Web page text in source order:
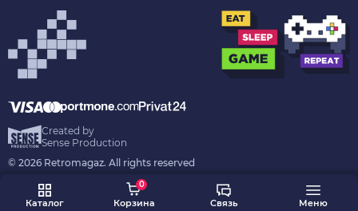
Created by
Sense Production
© 2026 Retromagaz. All rights reserved
Каталог
0
Корзина Связь Меню